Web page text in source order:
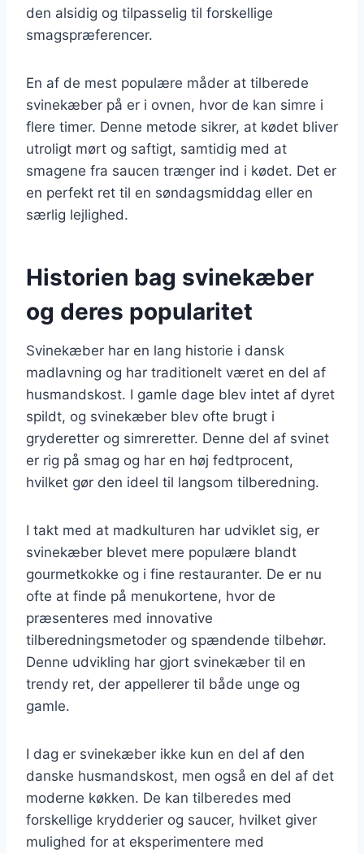
den alsidig og tilpasselig til forskellige
smagspræferencer.
En af de mest populære måder at tilberede
svinekæber på er i ovnen, hvor de kan simre i
flere timer. Denne metode sikrer, at kødet bliver
utroligt mørt og saftigt, samtidig med at
smagene fra saucen trænger ind i kødet. Det er
en perfekt ret til en søndagsmiddag eller en
særlig lejlighed.
Historien bag svinekæber
og deres popularitet
Svinekæber har en lang historie i dansk
madlavning og har traditionelt været en del af
husmandskost. I gamle dage blev intet af dyret
spildt, og svinekæber blev ofte brugt i
gryderetter og simreretter. Denne del af svinet
er rig på smag og har en høj fedtprocent,
hvilket gør den ideel til langsom tilberedning.
I takt med at madkulturen har udviklet sig, er
svinekæber blevet mere populære blandt
gourmetkokke og i fine restauranter. De er nu
ofte at finde på menukortene, hvor de
præsenteres med innovative
tilberedningsmetoder og spændende tilbehør.
Denne udvikling har gjort svinekæber til en
trendy ret, der appellerer til både unge og
gamle.
I dag er svinekæber ikke kun en del af den
danske husmandskost, men også en del af det
moderne køkken. De kan tilberedes med
forskellige krydderier og saucer, hvilket giver
mulighed for at eksperimentere med